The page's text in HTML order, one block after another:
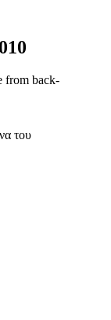
from back-
του